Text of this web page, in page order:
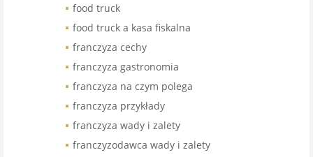
food truck
food truck a kasa fiskalna
franczyza cechy
franczyza gastronomia
franczyza na czym polega
franczyza przykłady
franczyza wady i zalety
franczyzodawca wady i zalety